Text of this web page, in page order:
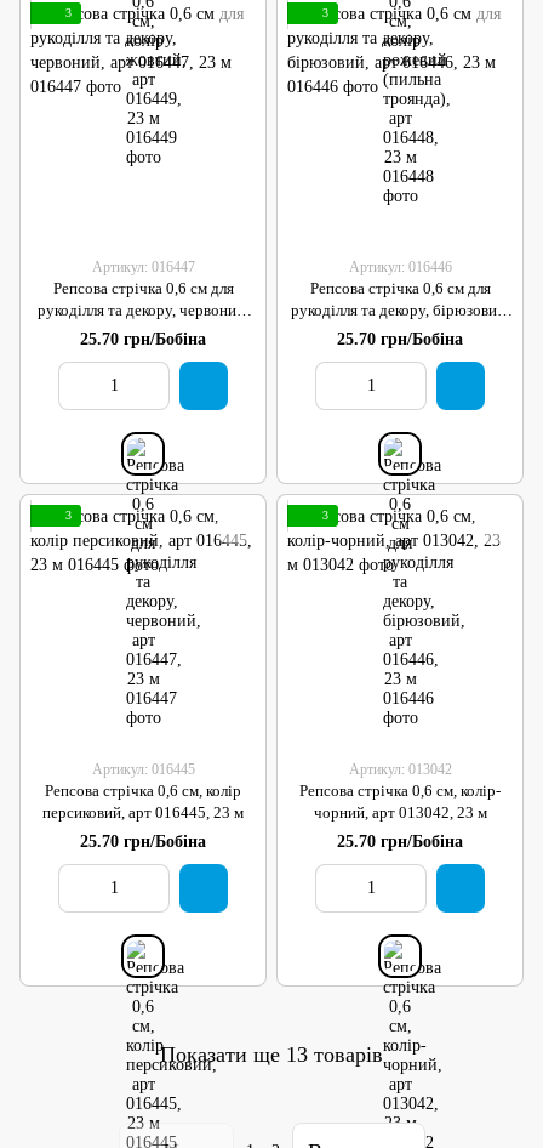
3
Артикул: 016447
Репсова стрічка 0,6 см для
рукоділля та декору, червоний,
арт 016447, 23 м
25.70 грн/Бобіна
3
Артикул: 016446
Репсова стрічка 0,6 см для
рукоділля та декору, бірюзовий,
арт 016446, 23 м
25.70 грн/Бобіна
3
Артикул: 016445
Репсова стрічка 0,6 см, колір
персиковий, арт 016445, 23 м
25.70 грн/Бобіна
3
Артикул: 013042
Репсова стрічка 0,6 см, колір-
чорний, арт 013042, 23 м
25.70 грн/Бобіна
Показати ще 13 товарів